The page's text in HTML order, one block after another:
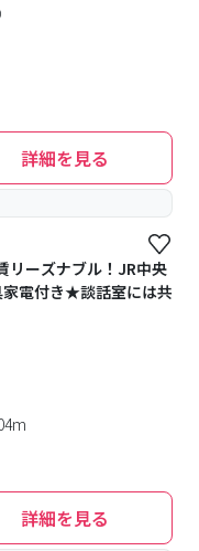
詳細を見る
リーズナブル！JR中央
家電付き★談話室には共
詳細を見る